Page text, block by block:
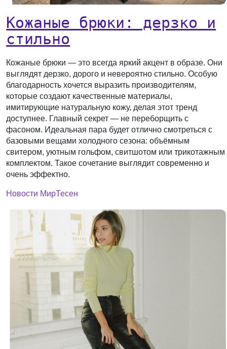
Кожаные брюки: дерзко и
стильно
Кожаные брюки — это всегда яркий акцент в образе. Они
выглядят дерзко, дорого и невероятно стильно. Особую
благодарность хочется выразить производителям,
которые создают качественные материалы,
имитирующие натуральную кожу, делая этот тренд
доступнее. Главный секрет — не переборщить с
фасоном. Идеальная пара будет отлично смотреться с
базовыми вещами холодного сезона: объёмным
свитером, уютным гольфом, свитшотом или трикотажным
комплектом. Такое сочетание выглядит современно и
очень эффектно.
Новости МирТесен